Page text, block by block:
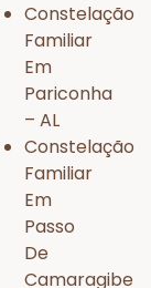
Constelação
Familiar
Em
Pariconha
– AL
Constelação
Familiar
Em
Passo
De
Camaragibe